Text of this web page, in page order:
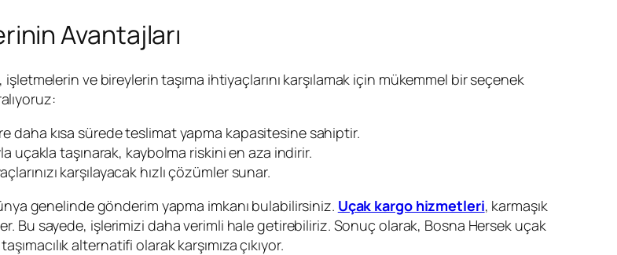
Avantajları
ve bireylerin taşıma ihtiyaçlarını karşılamak için mükemmel bir seçenek
daha kısa sürede teslimat yapma kapasitesine sahiptir.
uçakla taşınarak, kaybolma riskini en aza indirir.
karşılayacak hızlı çözümler sunar.
genelinde gönderim yapma imkanı bulabilirsiniz. Uçak kargo hizmetleri, karmaşık
Bu sayede, işlerimizi daha verimli hale getirebiliriz. Sonuç olarak, Bosna Hersek uçak
alternatifi olarak karşımıza çıkıyor.